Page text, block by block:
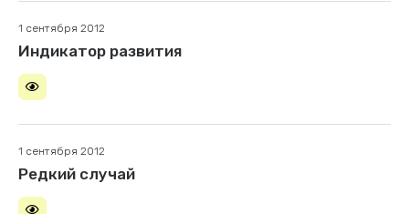
1 сентября 2012
Индикатор развития
1 сентября 2012
Редкий случай